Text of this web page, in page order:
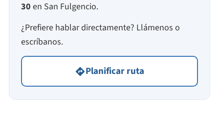
30 en San Fulgencio.
¿Prefiere hablar directamente? Llámenos o
escríbanos.
Planificar ruta